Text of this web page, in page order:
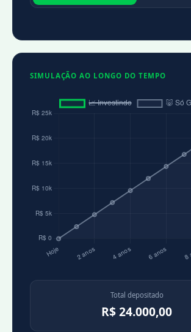
SIMULAÇÃO AO LONGO DO TEMPO
Total depositado
R$ 24.000,00